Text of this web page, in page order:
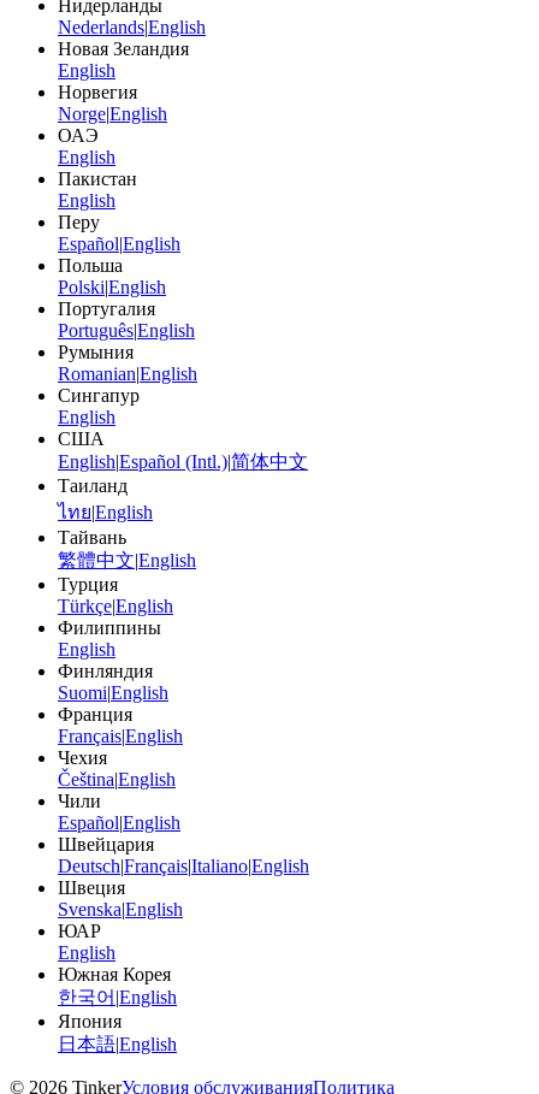
Нидерланды
Nederlands|English
Новая Зеландия
English
Норвегия
Norge|English
ОАЭ
English
Пакистан
English
Перу
Español|English
Польша
Polski|English
Португалия
Português|English
Румыния
Romanian|English
Сингапур
English
США
English|Español (Intl.)|简体中文
Таиланд
ไทย|English
Тайвань
繁體中文|English
Турция
Türkçe|English
Филиппины
English
Финляндия
Suomi|English
Франция
Français|English
Чехия
Čeština|English
Чили
Español|English
Швейцария
Deutsch|Français|Italiano|English
Швеция
Svenska|English
ЮАР
English
Южная Корея
한국어 |English
Япония
日本語|English
© 2026 TinkerУсловия обслуживанияПолитика